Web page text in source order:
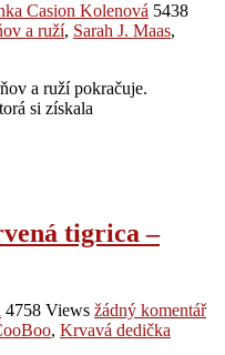
Casion Kolenová 5438
a ruží, Sarah J. Maas,
a ruží pokračuje.
si získala
tigrica –
4758 Views žádný komentář
, Krvavá dedička